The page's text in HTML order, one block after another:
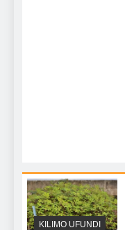
KILIMO UFUNDI